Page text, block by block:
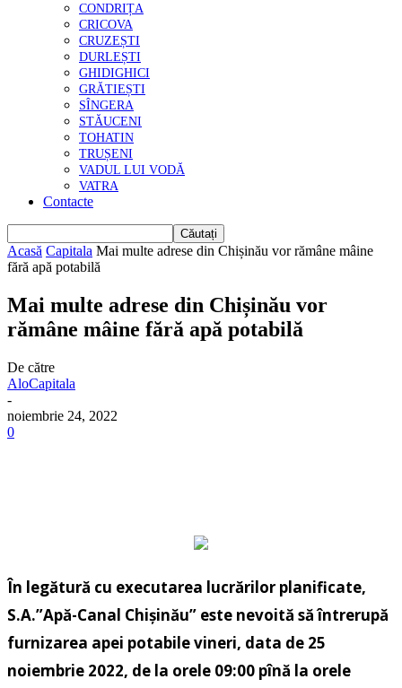
CONDRIȚA
CRICOVA
CRUZEȘTI
DURLEȘTI
GHIDIGHICI
GRĂTIEȘTI
SÎNGERA
STĂUCENI
TOHATIN
TRUȘENI
VADUL LUI VODĂ
VATRA
Contacte
Acasă Capitala Mai multe adrese din Chișinău vor rămâne mâine
fără apă potabilă
Mai multe adrese din Chișinău vor
rămâne mâine fără apă potabilă
De către
AloCapitala
-
noiembrie 24, 2022
0
În legătură cu executarea lucrărilor planificate,
S.A.”Apă-Canal Chişinău” este nevoită să întrerupă
furnizarea apei potabile vineri, data de 25
noiembrie 2022, de la orele 09:00 pînă la orele